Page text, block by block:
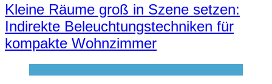
Kleine Räume groß in Szene setzen:
Indirekte Beleuchtungstechniken für
kompakte Wohnzimmer